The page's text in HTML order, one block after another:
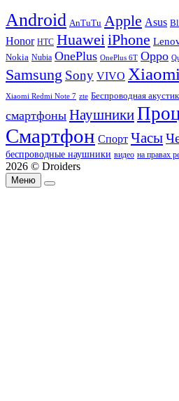
Android AnTuTu Apple Asus
Honor HTC HuaweiiPhone
Nokia Nubia OnePlus OnePlus 6T Oppo
Samsung Sony VIVO Xiaomi
Xiaomi Redmi Note 7 zte Беспроводная
смартфоны Наушники
Смартфон Спорт Часы
беспроводные наушники видео на правах
2026 © Droiders
Меню